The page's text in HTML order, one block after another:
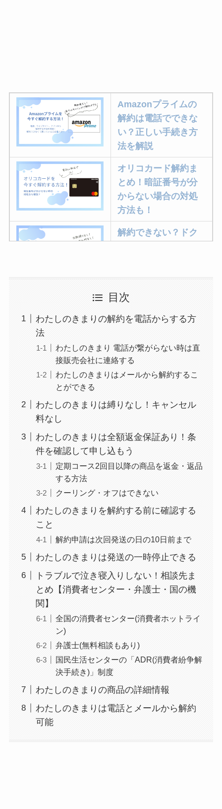
Amazonプライムの
解約は電話でできな
い？正しい手続き方
法を解説
オリコカード解約ま
とめ！暗証番号が分
からない場合の対処
方法も！
解約できない？ドク
ミュゼプラチナムの
約期間が過ぎた場合
レミノの解約方法ま
とめ！最短手続きや
詳しく解説！
まとめ！電話が繋が
らない時の裏ワザ
Sivorune(シボルネ)
なぜ解約できない？
る方法ある？
ニューZの解約まと
め！電話が繋がらな
い時の裏ワザ
解約できない？バロ
する方法を完全攻略
目次
わたしのきまりの解約を電話からする方
法
わたしのきまり 電話が繋がらない時は直
接販売会社に連絡する
わたしのきまりはメールから解約するこ
とができる
わたしのきまりは縛りなし！キャンセル
料なし
わたしのきまりは全額返金保証あり！条
件を確認して申し込もう
定期コース2回目以降の商品を返金・返品
する方法
クーリング・オフはできない
わたしのきまりを解約する前に確認する
こと
解約申請は次回発送の日の10日前まで
わたしのきまりは発送の一時停止できる
トラブルで泣き寝入りしない！相談先ま
とめ【消費者センター・弁護士・国の機
関】
全国の消費者センター(消費者ホットライ
ン)
弁護士(無料相談もあり)
国民生活センターの「ADR(消費者紛争解
決手続き)」制度
わたしのきまりの商品の詳細情報
わたしのきまりは電話とメールから解約
可能